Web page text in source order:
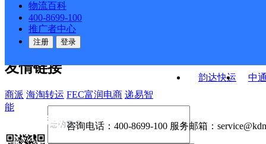
物流百科
400-8699-100
推广者中心
注册 登录
韵达快运
中
公司介绍 企业动态
合作伙伴 快递鸟接口服务协议
户隐私政策
友情链接
商派 海淘转运 FEC富润电商 递易智
能
咨询电话： 400-8699-100 服务邮箱：